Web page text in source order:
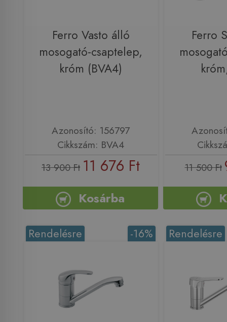
Ferro Vasto álló
mosogató-csaptelep,
króm (BVA4)
Azonosító: 156797
Cikkszám: BVA4
13 900 Ft 11 676 Ft
Kosárba
Ferro
11 500 Ft
-16%
Rendelésre Rendelésre